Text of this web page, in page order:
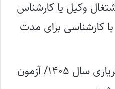
وکیل یا کارشناس
کارشناسی برای مدت
آغاز ثبت‌نام آزمون دفتریاری سال ۱۴۰۵/ آزمون